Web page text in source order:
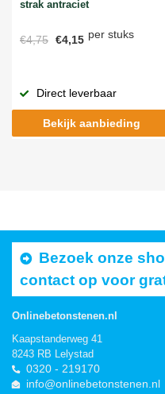
strak antraciet
€4,75 €4,15 per stuks
Direct leverbaar
Bekijk aanbieding
Bezoek onze
contact op voor
Onlinebetonstenen.nl
Kaapstanderweg 41
8243 RB Lelystad
0320 - 219170
info@onlinebetonstenen.nl